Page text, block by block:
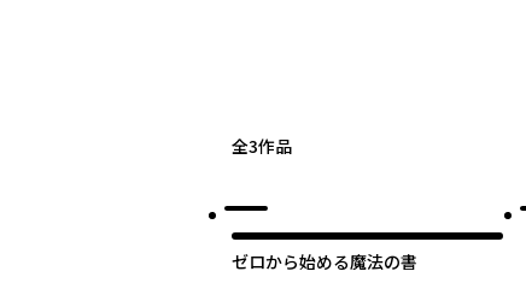
全3作品
ゼロから始める魔法の書